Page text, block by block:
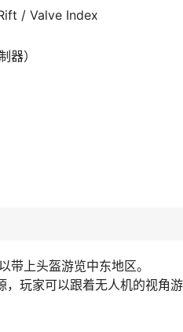
/ Valve Index
器）
带上头盔游览中东地区。
玩家可以跟着无人机的视角